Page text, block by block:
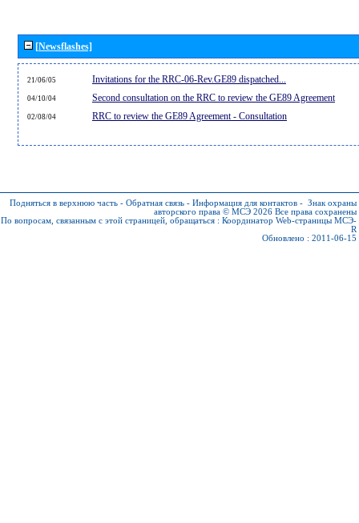
[Newsflashes]
21/06/05 Invitations for the RRC-06-Rev.GE89 dispatched...
04/10/04 Second consultation on the RRC to review the GE89 Agreement
02/08/04 RRC to review the GE89 Agreement - Consultation
Подняться в верхнюю часть - Обратная связь - Информация для контактов - Знак охраны
авторского права © МСЭ 2026 Все права сохранены
По вопросам, связанным с этой страницей, обращаться : Координатор Web-страницы МСЭ-
R
Обновлено : 2011-06-15